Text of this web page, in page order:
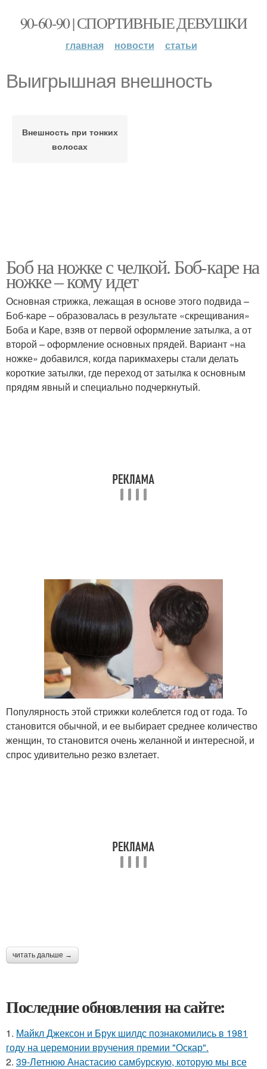
90-60-90 | СПОРТИВНЫЕ ДЕВУШКИ
главная новости статьи
Выигрышная внешность
Внешность при тонких
волосах
Боб на ножке с челкой. Боб-каре на
ножке – кому идет
Основная стрижка, лежащая в основе этого подвида –
Боб-каре – образовалась в результате «скрещивания»
Боба и Каре, взяв от первой оформление затылка, а от
второй – оформление основных прядей. Вариант «на
ножке» добавился, когда парикмахеры стали делать
короткие затылки, где переход от затылка к основным
прядям явный и специально подчеркнутый.
Популярность этой стрижки колеблется год от года. То
становится обычной, и ее выбирает среднее количество
женщин, то становится очень желанной и интересной, и
спрос удивительно резко взлетает.
читать дальше →
Последние обновления на сайте:
1. Майкл Джексон и Брук шилдс познакомились в 1981
году на церемонии вручения премии "Оскар".
2. 39-Летнюю Анастасию самбурскую, которую мы все